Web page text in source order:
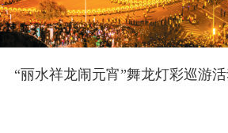
“丽水祥龙闹元宵”舞龙灯彩巡游